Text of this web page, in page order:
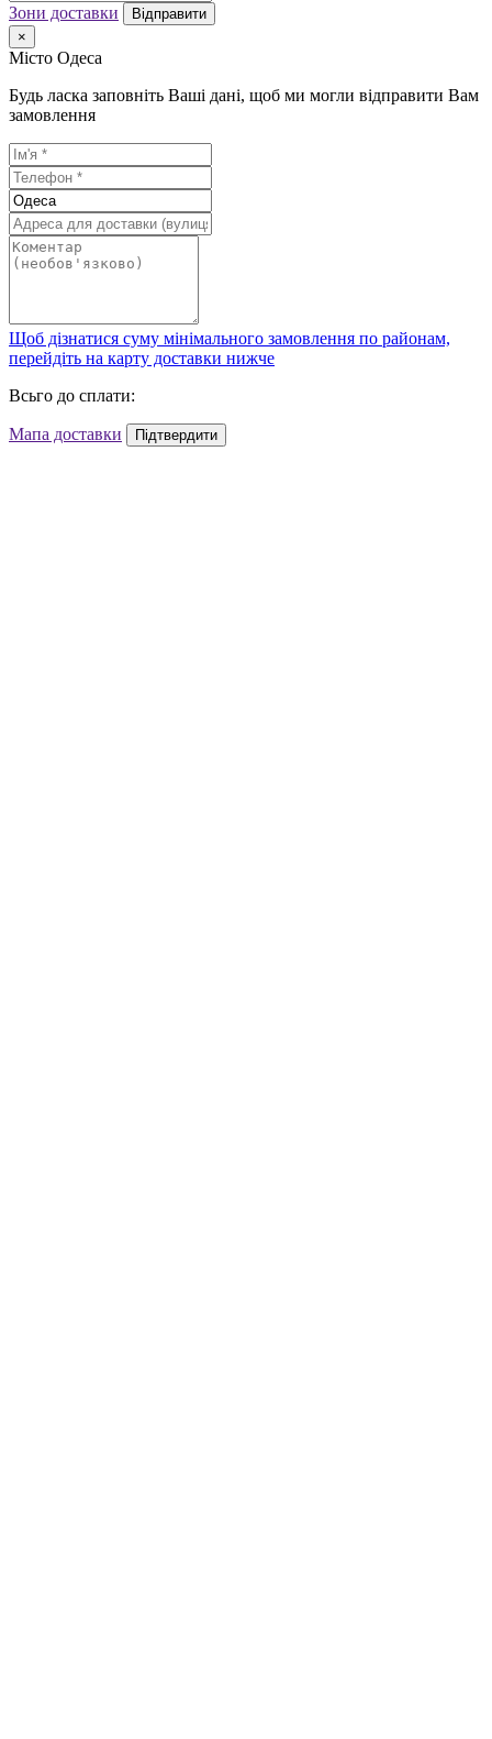
Зони доставки
Відправити
×
Місто Одеса
Будь ласка заповніть Ваші дані, щоб ми могли відправити Вам
замовлення
Щоб дізнатися суму мінімального замовлення по районам,
перейдіть на карту доставки нижче
Всьго до сплати:
Мапа доставки Підтвердити